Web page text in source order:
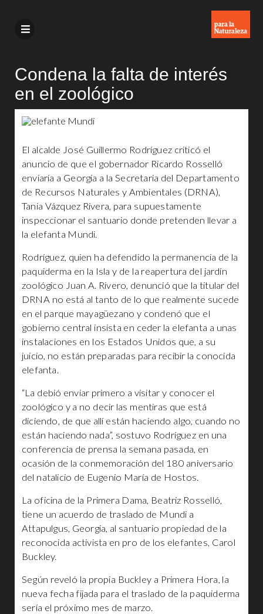
Condena la falta de interés
en el zoológico
El alcalde José Guillermo Rodríguez criticó el
anuncio de que el gobernador Ricardo Rosselló
enviaría a Georgia a la Secretaria del Departamento
de Recursos Naturales y Ambientales (DRNA),
Tania Vázquez Rivera, para supuestamente
inspeccionar el santuario donde pretenden llevar a
la elefanta Mundi.
Rodríguez, quien ha defendido la permanencia de la
paquiderma en la Isla y de la reapertura del jardín
zoológico Juan A. Rivero, denunció que la titular del
DRNA no está al tanto de lo que realmente sucede
en el parque mayagüezano y condenó que el
gobierno central insista en ceder la elefanta a unas
instalaciones en los Estados Unidos que, a su
juicio, no están preparadas para recibir la conocida
elefanta.
“La debió enviar primero a visitar y conocer el
zoológico y a no decir las mentiras que está
diciendo, de que allí están haciendo algo, cuando no
están haciendo nada”, sostuvo Rodríguez en una
conferencia de prensa la semana pasada, en
ocasión de la conmemoración del 180 aniversario
del natalicio de Eugenio María de Hostos.
La oficina de la Primera Dama, Beatriz Rosselló,
tiene un acuerdo de traslado de Mundi a
Attapulgus, Georgia, al santuario propiedad de la
reconocida activista en pro de los elefantes, Carol
Buckley.
Según reveló la propia Buckley a Primera Hora, la
nueva fecha fijada para el traslado de la paquiderma
sería el próximo mes de marzo.